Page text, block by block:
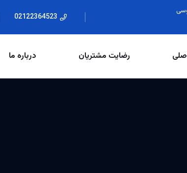
موسی
02122364523
رضایت مشتریان درباره ما